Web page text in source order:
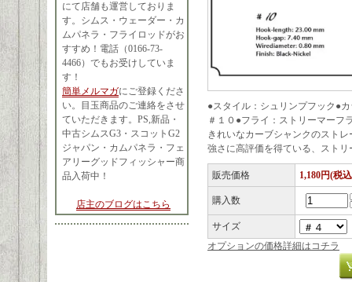
にて店舗も運営しておりま
す。シムス・ウェーダー・カ
ムパネラ・フライロッドがお
すすめ！電話（0166-73-
4466）でもお受けしていま
す！
簡単メルマガにご登録くださ
い。目玉商品のご連絡をさせ
ていただきます。PS,新品・
中古シムスG3・スコットG2
ジャパン・カムパネラ・フェ
アリーグッドフィッシャー商
品入荷中！
店主のブログはこちら
●スタイル：シュリンプフック●
＃１０●フライ：ストリーマーフ
きれいなカーブシャンクのスト
強さに高評価を得ている、スト
販売価格 1,180円(税
購入数
サイズ
オプションの価格詳細はコチラ